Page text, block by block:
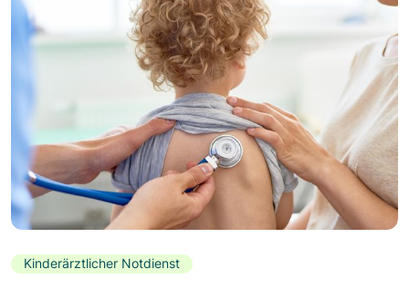
Kinderärztlicher Notdienst